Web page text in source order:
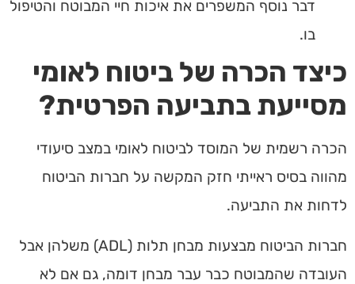
דבר נוסף המשפרים את איכות חיי המבוטח והטיפול
בו.
כיצד הכרה של ביטוח לאומי
מסייעת בתביעה הפרטית?
הכרה רשמית של המוסד לביטוח לאומי במצב סיעודי
מהווה בסיס ראייתי חזק המקשה על חברות הביטוח
לדחות את התביעה.
חברות הביטוח מבצעות מבחן תלות (ADL) משלהן אבל
העובדה שהמבוטח כבר עבר מבחן דומה, גם אם לא